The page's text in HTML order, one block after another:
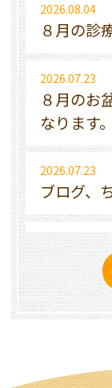
2026.08.04
８月の診
2026.07.23
８月のお
なります。
2026.07.23
ブログ、
2026.07.04
７月もう
2026.07.04